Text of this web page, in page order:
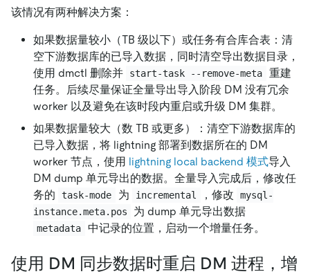
该情况有两种解决方案：
如果数据量较小（TB 级以下）或任务有合库合表：清
空下游数据库的已导入数据，同时清空导出数据目录，
使用 dmctl 删除并
start-task --remove-meta
重建
任务。后续尽量保证全量导出导入阶段 DM 没有冗余
worker 以及避免在该时段内重启或升级 DM 集群。
如果数据量较大（数 TB 或更多）：清空下游数据库的
已导入数据，将 lightning 部署到数据所在的 DM
worker 节点，使用 lightning local backend 模式导入
DM dump 单元导出的数据。全量导入完成后，修改任
务的
task-mode 为 incremental ，修改
mysql-
instance.meta.pos
为 dump 单元导出数据
metadata 中记录的位置，启动一个增量任务。
使用 DM 同步数据时重启 DM 进程，增